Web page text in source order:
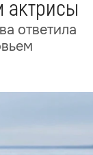
актрисы
ответила